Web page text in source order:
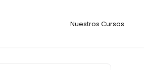
Nuestros Cursos